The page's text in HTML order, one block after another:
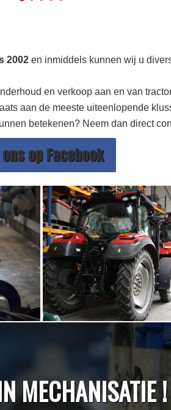
2002 en inmiddels kunnen wij u
en verkoop aan en van
aan de meeste uiteenlopende
betekenen? Neem dan direct
op Facebook
MECHANISATIE !